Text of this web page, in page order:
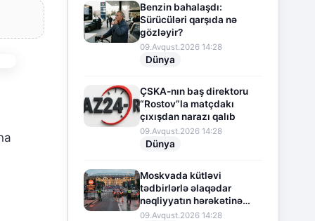
Benzin bahalaşdı:
Sürücüləri qarşıda nə
gözləyir?
09.Avqust.2026 14:28
Dünya
ÇSKA-nın baş direktoru
“Rostov”la matçdakı
çıxışdan narazı qalıb
09.Avqust.2026 14:28
Dünya
Moskvada kütləvi
tədbirlərlə əlaqədar
nəqliyyatın hərəkətinə
məhdudiyyət qoyulub
09.Avqust.2026 14:28